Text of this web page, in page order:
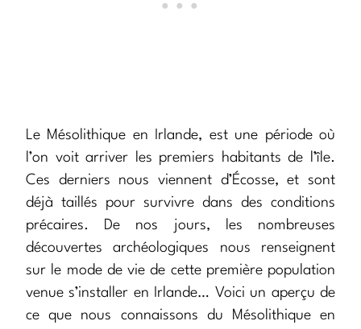
Le Mésolithique en Irlande, est une période où
l’on voit arriver les premiers habitants de l’île.
Ces derniers nous viennent d’Écosse, et sont
déjà taillés pour survivre dans des conditions
précaires. De nos jours, les nombreuses
découvertes archéologiques nous renseignent
sur le mode de vie de cette première population
venue s’installer en Irlande… Voici un aperçu de
ce que nous connaissons du Mésolithique en